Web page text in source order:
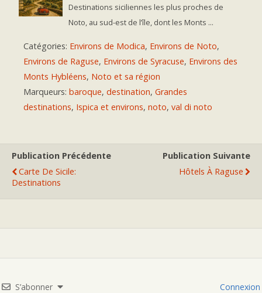
Destinations siciliennes les plus proches de
Noto, au sud-est de l’île, dont les Monts ...
Catégories: Environs de Modica, Environs de Noto,
Environs de Raguse, Environs de Syracuse, Environs des
Monts Hybléens, Noto et sa région
Marqueurs: baroque, destination, Grandes
destinations, Ispica et environs, noto, val di noto
Publication Précédente
Carte De Sicile:
Destinations
Publication Suivante
Hôtels À Raguse
S’abonner Connexion